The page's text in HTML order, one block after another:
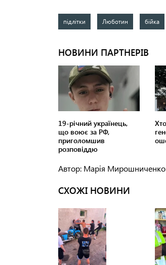
підлітки Люботин бійка
Автор: Марія Мирошниченко
СХОЖІ НОВИНИ